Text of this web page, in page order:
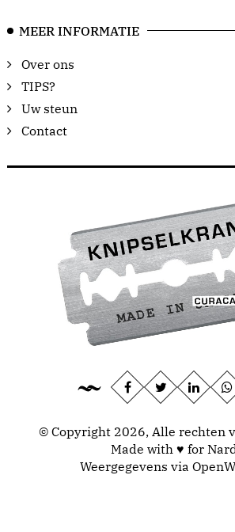
MEER INFORMATIE
Over ons
TIPS?
Uw steun
Contact
© Copyright 2026, Alle rechten
Made with ♥ for
Weergegevens via